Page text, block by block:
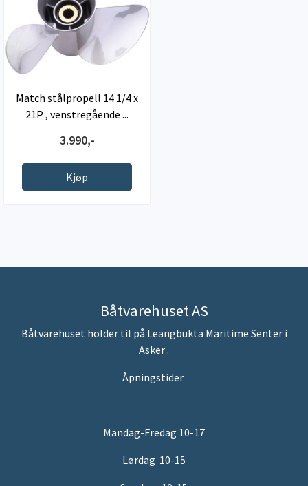
Match stålpropell 14 1/4 x
21P , venstregående ...
3.990,-
Kjøp
Båtvarehuset AS
Båtvarehuset holder til på Leangbukta Maritime Senter i
Asker .
Åpningstider
Mandag-Fredag 10-17
Lørdag 10-15